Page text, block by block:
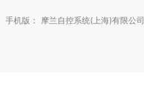
手机版： 摩兰自控系统(上海)有限公司